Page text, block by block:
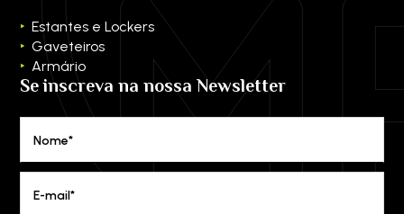
Estantes e Lockers
Gaveteiros
Armário
Se inscreva na nossa Newsletter
Nome*
E-mail*